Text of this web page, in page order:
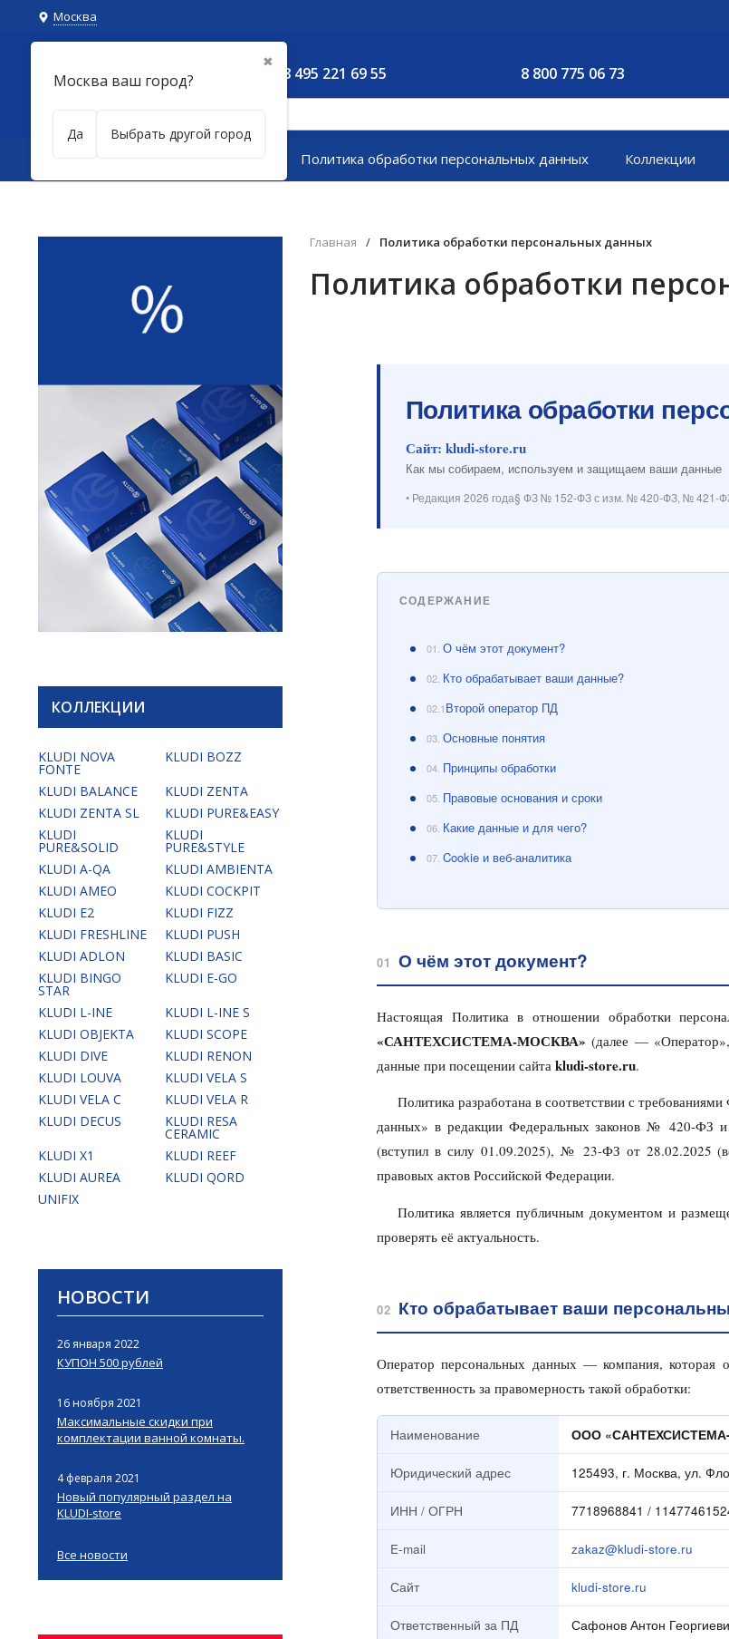
Москва
✖
Москва ваш город?
Да Выбрать другой город
8 495 221 69 55 8 800 775 06 73
Каталог товаров Политика обработки персональных данных Коллекции
КОЛЛЕКЦИИ
KLUDI NOVA
FONTE
KLUDI BOZZ
KLUDI BALANCE
KLUDI ZENTA
KLUDI ZENTA SL
KLUDI PURE&EASY
KLUDI
PURE&SOLID
KLUDI
PURE&STYLE
KLUDI A-QA
KLUDI AMBIENTA
KLUDI AMEO
KLUDI COCKPIT
KLUDI E2
KLUDI FIZZ
KLUDI FRESHLINE
KLUDI PUSH
KLUDI ADLON
KLUDI BASIC
KLUDI BINGO
STAR
KLUDI E-GO
KLUDI L-INE
KLUDI L-INE S
KLUDI OBJEKTA
KLUDI SCOPE
KLUDI DIVE
KLUDI RENON
KLUDI LOUVA
KLUDI VELA S
KLUDI VELA C
KLUDI VELA R
KLUDI DECUS
KLUDI RESA
CERAMIC
KLUDI X1
KLUDI REEF
KLUDI AUREA
KLUDI QORD
UNIFIX
НОВОСТИ
26 января 2022
КУПОН 500 рублей
16 ноября 2021
Максимальные скидки при
комплектации ванной комнаты.
4 февраля 2021
Новый популярный раздел на
KLUDI-store
Все новости
Главная / Политика обработки персональных данных
Политика обработки
Политика обработки
Сайт: kludi-store.ru
Как мы собираем, используем и защищаем ваши данные
• Редакция 2026 года§ ФЗ № 152-ФЗ с изм. № 420-ФЗ, № 421-
СОДЕРЖАНИЕ
01. О чём этот документ?
02. Кто обрабатывает ваши данные?
02.1Второй оператор ПД
03. Основные понятия
04. Принципы обработки
05. Правовые основания и сроки
06. Какие данные и для чего?
07. Cookie и веб-аналитика
01 О чём этот документ?
Настоящая Политика в отношении обработки
«САНТЕХСИСТЕМА-МОСКВА» (далее —
данные при посещении сайта kludi-store.ru.
Политика разработана в соответствии с
данных» в редакции Федеральных законов № 420-
(вступил в силу 01.09.2025), № 23-ФЗ от 28.02.2025
правовых актов Российской Федерации.
Политика является публичным документом и
проверять её актуальность.
02 Кто обрабатывает ваши
Оператор персональных данных — компания, которая
ответственность за правомерность такой обработки:
Наименование ООО
Юридический адрес 125493, г. Москва, ул.
ИНН / ОГРН 7718968841 /
E-mail zakaz@kludi-store.ru
Сайт kludi-store.ru
Ответственный за ПД Сафонов Антон